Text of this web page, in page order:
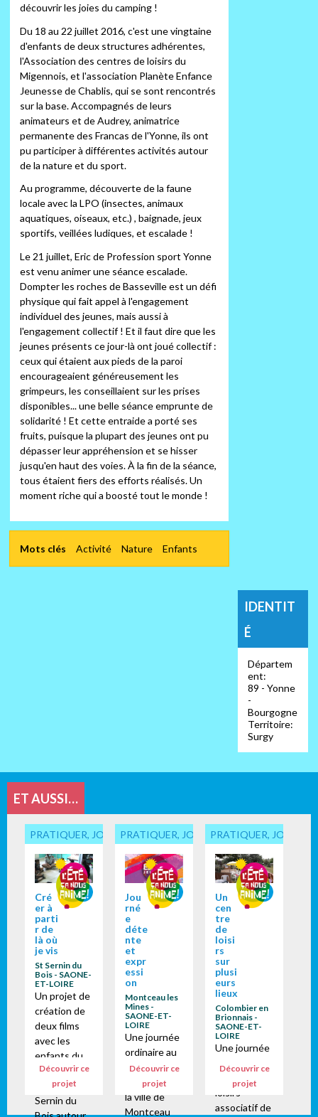
découvrir les joies du camping !
Du 18 au 22 juillet 2016, c'est une vingtaine
d'enfants de deux structures adhérentes,
l'Association des centres de loisirs du
Migennois, et l'association Planète Enfance
Jeunesse de Chablis, qui se sont rencontrés
sur la base. Accompagnés de leurs
animateurs et de Audrey, animatrice
permanente des Francas de l'Yonne, ils ont
pu participer à différentes activités autour
de la nature et du sport.
Au programme, découverte de la faune
locale avec la LPO (insectes, animaux
aquatiques, oiseaux, etc.) , baignade, jeux
sportifs, veillées ludiques, et escalade !
Le 21 juillet, Eric de Profession sport Yonne
est venu animer une séance escalade.
Dompter les roches de Basseville est un défi
physique qui fait appel à l'engagement
individuel des jeunes, mais aussi à
l'engagement collectif ! Et il faut dire que les
jeunes présents ce jour-là ont joué collectif :
ceux qui étaient aux pieds de la paroi
encourageaient généreusement les
grimpeurs, les conseillaient sur les prises
disponibles... une belle séance emprunte de
solidarité ! Et cette entraide a porté ses
fruits, puisque la plupart des jeunes ont pu
dépasser leur appréhension et se hisser
jusqu'en haut des voies. À la fin de la séance,
tous étaient fiers des efforts réalisés. Un
moment riche qui a boosté tout le monde !
Mots clés Activité Nature Enfants
IDENTIT
É
Départem
ent:
89 - Yonne
-
Bourgogne
Territoire:
Surgy
ET AUSSI…
PRATIQUER, JOUER... ENSEMBLE
Cré
er à
parti
r de
là où
je vis
St Sernin du
Bois - SAONE-
ET-LOIRE
Un projet de
création de
deux films
avec les
enfants du
centre de
loisirs de St
Sernin du
Découvrir ce
projet
PRATIQUER, JOUER... ENSEMBLE
Jou
rné
e
déte
nte
et
expr
essi
on
Montceau les
Mines -
SAONE-ET-
LOIRE
Une journée
ordinaire au
service
jeunesse de
la ville de
Montceau
Découvrir ce
projet
PRATIQUER, JOUER...
Un
cen
tre
de
loisi
rs
sur
plusi
eurs
lieux
Colombier en
Brionnais -
SAONE-ET-
LOIRE
Une journée
ordinaire au
centre de
loisirs
associatif de
Découvrir ce
projet